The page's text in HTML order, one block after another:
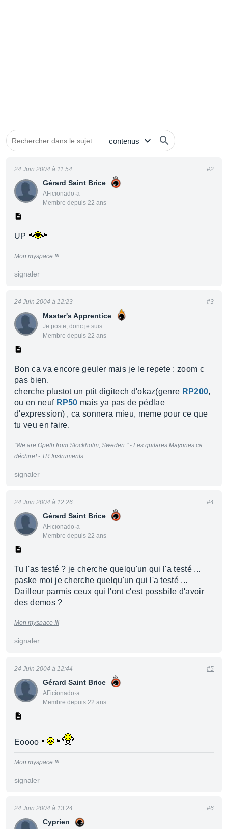
Gérard Saint Brice
AFicionado·a
Membre depuis 22 ans
24 Juin 2004 à 11:54 #2
UP
Mon myspace !!!
signaler
Master's Apprentice
Je poste, donc je suis
Membre depuis 22 ans
24 Juin 2004 à 12:23 #3
Bon ca va encore geuler mais je le repete : zoom c
pas bien.
cherche plustot un ptit digitech d'okaz(genre RP200,
ou en neuf RP50 mais ya pas de pédlae
d'expression) , ca sonnera mieu, meme pour ce que
tu veu en faire.
"We are Opeth from Stockholm, Sweden."- Les guitares Mayones ca
déchire! - TR Instruments
signaler
Gérard Saint Brice
AFicionado·a
Membre depuis 22 ans
24 Juin 2004 à 12:26 #4
Tu l'as testé ? je cherche quelqu'un qui l'a testé ...
paske moi je cherche quelqu'un qui l'a testé ...
Dailleur parmis ceux qui l'ont c'est possbile d'avoir
des demos ?
Mon myspace !!!
signaler
Gérard Saint Brice
AFicionado·a
Membre depuis 22 ans
24 Juin 2004 à 12:44 #5
Eoooo
Mon myspace !!!
signaler
Cyprien
24 Juin 2004 à 13:24 #6